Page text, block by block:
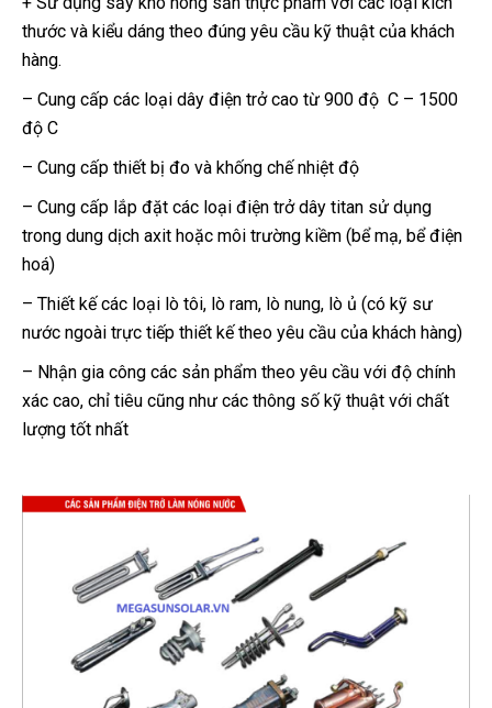
thước và kiểu dáng theo đúng yêu cầu kỹ thuật của khách
hàng.
– Cung cấp các loại dây điện trở cao từ 900 độ C – 1500
độ C
– Cung cấp thiết bị đo và khống chế nhiệt độ
– Cung cấp lắp đặt các loại điện trở dây titan sử dụng
trong dung dịch axit hoặc môi trường kiềm (bể mạ, bể điện
hoá)
– Thiết kế các loại lò tôi, lò ram, lò nung, lò ủ (có kỹ sư
nước ngoài trực tiếp thiết kế theo yêu cầu của khách hàng)
– Nhận gia công các sản phẩm theo yêu cầu với độ chính
xác cao, chỉ tiêu cũng như các thông số kỹ thuật với chất
lượng tốt nhất